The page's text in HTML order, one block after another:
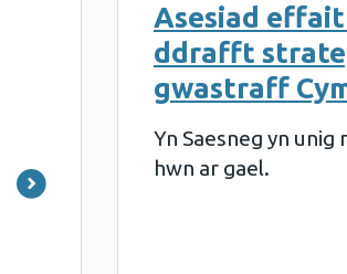
Asesiad
ddrafft
gwastraff
Yn Saesneg yn unig
hwn ar gael.